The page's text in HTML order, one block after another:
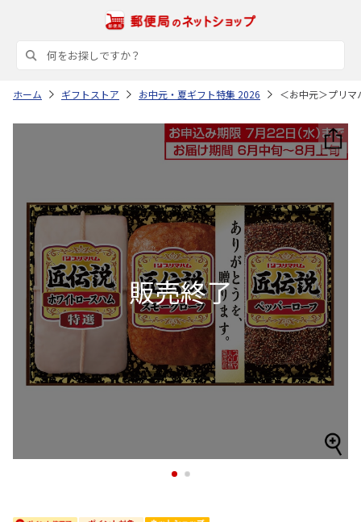
ホーム ギフトストア お中元・夏ギフト特集 2026 ＜お中元＞プリ
1 2